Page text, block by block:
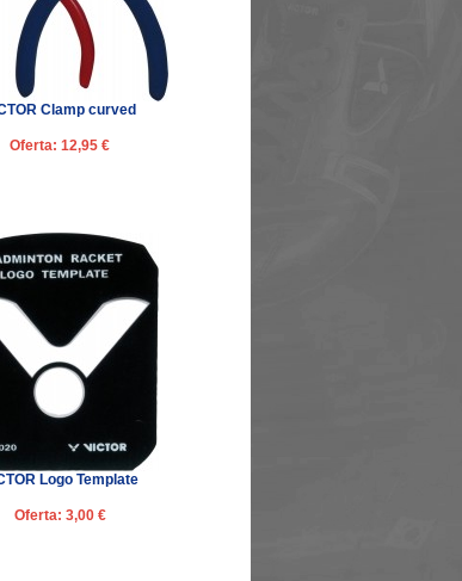
Clamp curved
Oferta: 12,95 €
Logo Template
Oferta: 3,00 €